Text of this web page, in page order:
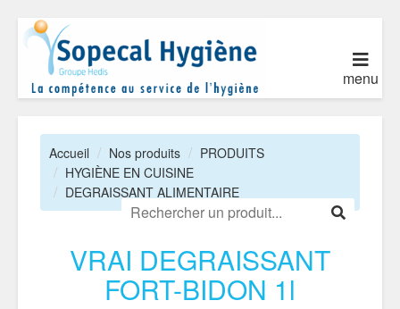
menu
Accueil Nos produits
PRODUITS
HYGIÈNE EN CUISINE
DEGRAISSANT ALIMENTAIRE
VRAI DEGRAISSANT
FORT-BIDON 1l